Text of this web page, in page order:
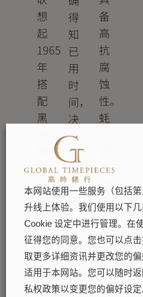
想
起
1965
年
搭
配
黑
脂
玻
璃
字
圈
的
表
款。
得
知
已
用
时
间，
决
定
如
何
行
驶
剩
下
的
路
程
备
高
抗
腐
蚀
性。
蚝
非
常
耐
用，
经
打
磨
后
本网站使用一些服务（包括
升线上体验。我们使用以下
Cookie 设定中进行管理。在
征得您的同意。您也可以点
取更多详细资讯并更改您的
适用于本网站。您可以随时
私权政策以变更您的偏好设定